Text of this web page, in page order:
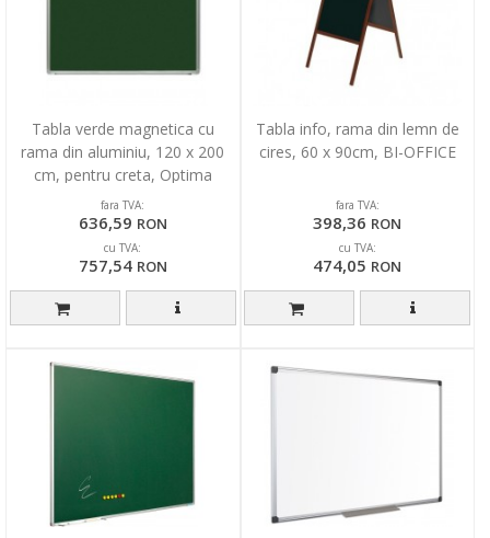
Tabla verde magnetica cu
rama din aluminiu, 120 x 200
cm, pentru creta, Optima
fara TVA:
636,59 RON
cu TVA:
757,54 RON
Tabla info, rama din lemn de
cires, 60 x 90cm, BI-OFFICE
fara TVA:
398,36 RON
cu TVA:
474,05 RON